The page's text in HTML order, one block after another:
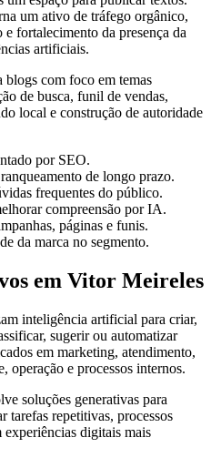
um ativo de tráfego orgânico,
fortalecimento da presença da
artificiais.
blogs com foco em temas
de busca, funil de vendas,
local e construção de autoridade
por SEO.
de longo prazo.
frequentes do público.
compreensão por IA.
páginas e funis.
da marca no segmento.
em Vitor Meireles
inteligência artificial para criar,
sugerir ou automatizar
em marketing, atendimento,
operação e processos internos.
soluções generativas para
tarefas repetitivas, processos
digitais mais